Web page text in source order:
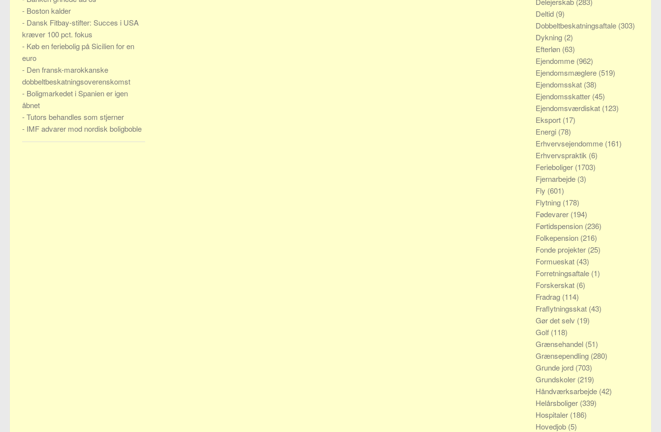
- Boston kalder
- Dansk Fitbay-stifter: Succes i USA
kræver 100 pct. fokus
- Køb en feriebolig på Sicilien for en
euro
- Den fransk-marokkanske
dobbeltbeskatningsoverenskomst
- Boligmarkedet i Spanien er igen
åbnet
-Tutors behandles som stjerner
- IMF advarer mod nordisk boligboble
Deltid (9)
Dobbeltbeskatningsaftale (303)
Dykning (2)
Efterløn (63)
Ejendomme (962)
Ejendomsmæglere (519)
Ejendomsskat (38)
Ejendomsskatter (45)
Ejendomsværdiskat (123)
Eksport (17)
Energi (78)
Erhvervsejendomme (161)
Erhvervspraktik (6)
Ferieboliger (1703)
Fjernarbejde (3)
Fly (601)
Flytning (178)
Fødevarer (194)
Førtidspension (236)
Folkepension (216)
Fonde projekter (25)
Formueskat (43)
Forretningsaftale (1)
Forskerskat (6)
Fradrag (114)
Fraflytningsskat (43)
Gør det selv (19)
Golf (118)
Grænsehandel (51)
Grænsependling (280)
Grunde jord (703)
Grundskoler (219)
Håndværksarbejde (42)
Helårsboliger (339)
Hospitaler (186)
Hovedjob (5)